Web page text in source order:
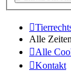
Alle
Alle
Kontakt